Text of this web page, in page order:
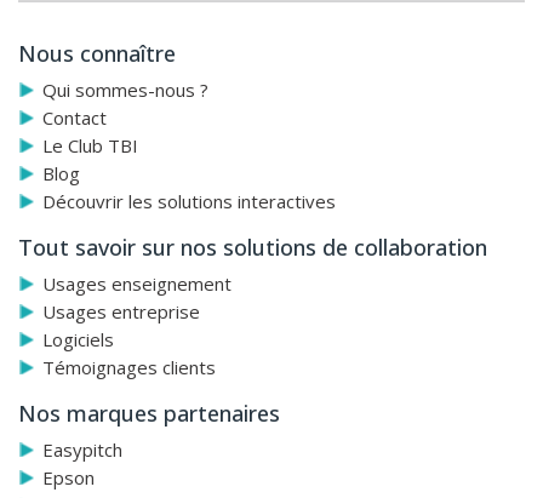
Nous connaître
Qui sommes-nous ?
Contact
Le Club TBI
Blog
Découvrir les solutions interactives
Tout savoir sur nos solutions de collaboration
Usages enseignement
Usages entreprise
Logiciels
Témoignages clients
Nos marques partenaires
Easypitch
Epson